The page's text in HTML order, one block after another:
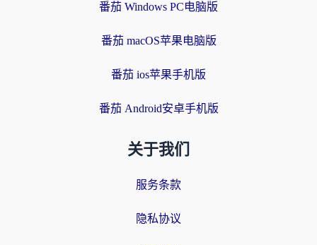
番茄 Windows PC电脑版
番茄 macOS苹果电脑版
番茄 ios苹果手机版
番茄 Android安卓手机版
关于我们
服务条款
隐私协议